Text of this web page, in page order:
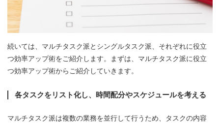
続いては、マルチタスク派とシングルタスク派、それぞれに役立
つ効率アップ術をご紹介します。まずは、マルチタスク派に役立
つ効率アップ術からご紹介していきます。
各タスクをリスト化し、時間配分やスケジュールを考える
マルチタスク派は複数の業務を並行して行うため、タスクの内容